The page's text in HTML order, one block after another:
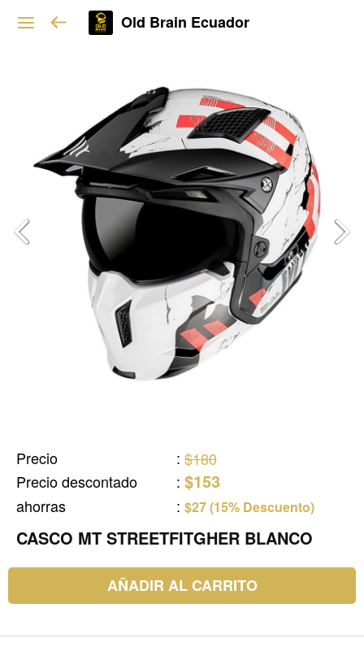
Old Brain Ecuador
Precio : $180
Precio descontado
: $153
ahorras : $27 (15% Descuento)
CASCO MT STREETFITGHER BLANCO
AÑADIR AL CARRITO